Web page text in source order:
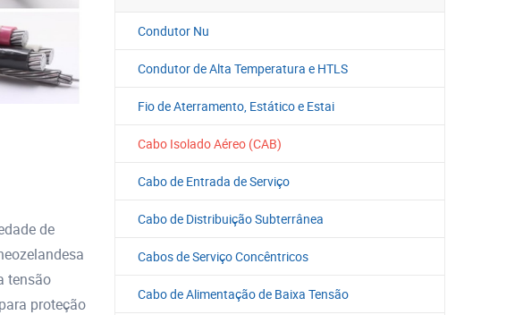
de
tensão
proteção
Condutor Nu
Condutor de Alta Temperatura e HTLS
Fio de Aterramento, Estático e Estai
Cabo Isolado Aéreo (CAB)
Cabo de Entrada de Serviço
Cabo de Distribuição Subterrânea
Cabos de Serviço Concêntricos
Cabo de Alimentação de Baixa Tensão